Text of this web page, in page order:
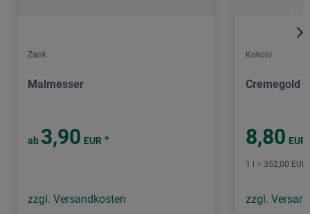
Zank
Malmesser
ab 3,90 EUR *
zzgl. Versandkosten
Kokolo
Cremegold
8,80 EUR
1 l = 352,00
zzgl.